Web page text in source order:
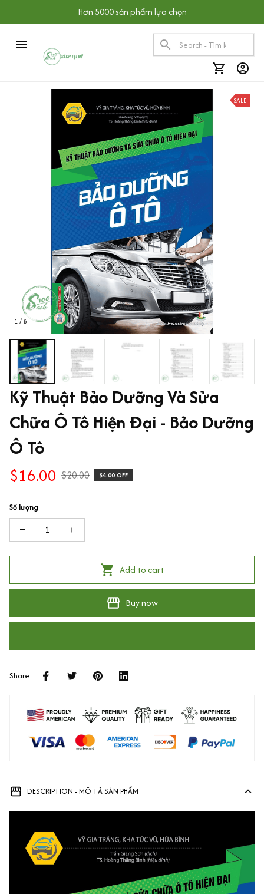
Hơn 5000 sản phẩm lựa chọn
1 / 8
SALE
Kỹ Thuật Bảo Dưỡng Và Sửa
Chữa Ô Tô Hiện Đại - Bảo Dưỡng
Ô Tô
$16.00 $20.00 $4.00 OFF
Số lượng
Add to cart
Buy now
Share
DESCRIPTION - MÔ TẢ SẢN PHẨM